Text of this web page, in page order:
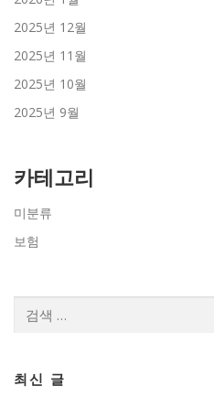
2025년 12월
2025년 11월
2025년 10월
2025년 9월
카테고리
미분류
보험
최신 글